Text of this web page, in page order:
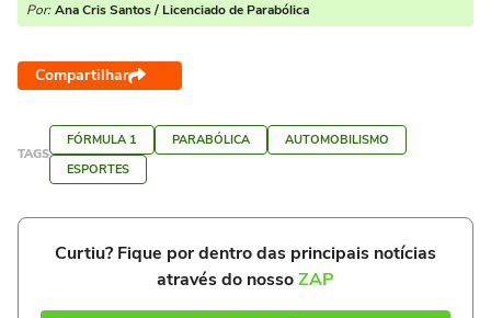
Por: Ana Cris Santos / Licenciado de Parabólica
Compartilhar
TAGS
FÓRMULA 1 PARABÓLICA
AUTOMOBILISMO
ESPORTES
Curtiu? Fique por dentro das principais notícias
através do nossoZAP